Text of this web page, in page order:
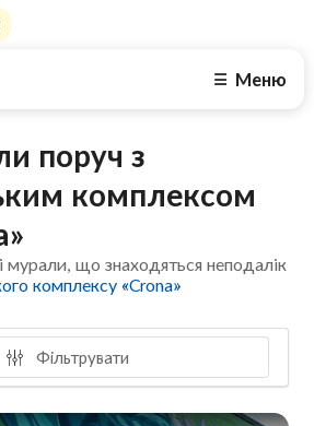
☰ Меню
поруч з
комплексом
що знаходяться неподалік
комплексу «Crona»
Фільтрувати